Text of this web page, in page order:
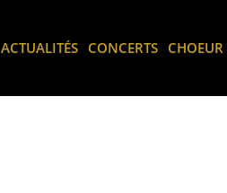
ACTUALITÉS CONCERTS CHOEUR